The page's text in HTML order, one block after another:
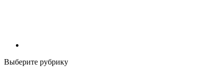
Выберите рубрику